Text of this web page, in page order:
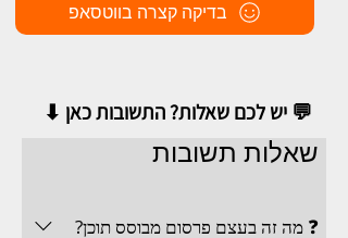
בדיקה קצרה בווטסאפ
💬 יש לכם שאלות? התשובות כאן ⬇
שאלות תשובות
❓ מה זה בעצם פרסום מבוסס תוכן?